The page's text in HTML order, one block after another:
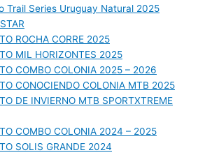
Trail Series Uruguay Natural 2025
ROCHA CORRE 2025
MIL HORIZONTES 2025
COMBO COLONIA 2025 – 2026
CONOCIENDO COLONIA MTB 2025
DE INVIERNO MTB SPORTXTREME
COMBO COLONIA 2024 – 2025
SOLIS GRANDE 2024